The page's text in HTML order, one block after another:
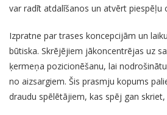
var radīt atdalīšanos un atvērt piespēļu
Izpratne par trases koncepcijām un
būtiska. Skrējējiem jākoncentrējas uz
ķermeņa pozicionēšanu, lai
no aizsargiem. Šis prasmju kopums
draudu spēlētājiem, kas spēj gan